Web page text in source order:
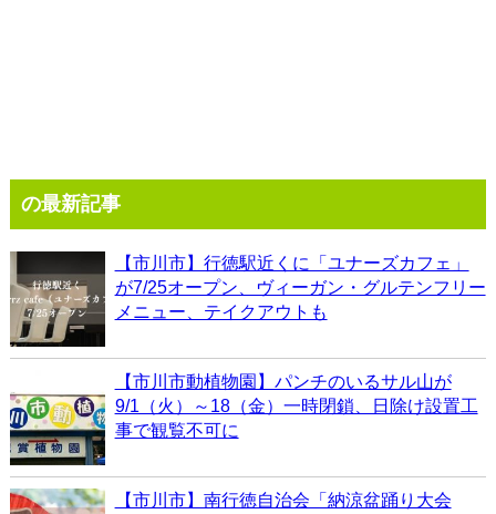
の最新記事
【市川市】行徳駅近くに「ユナーズカフェ」
が7/25オープン、ヴィーガン・グルテンフリー
メニュー、テイクアウトも
【市川市動植物園】パンチのいるサル山が
9/1（火）～18（金）一時閉鎖、日除け設置工
事で観覧不可に
【市川市】南行徳自治会「納涼盆踊り大会